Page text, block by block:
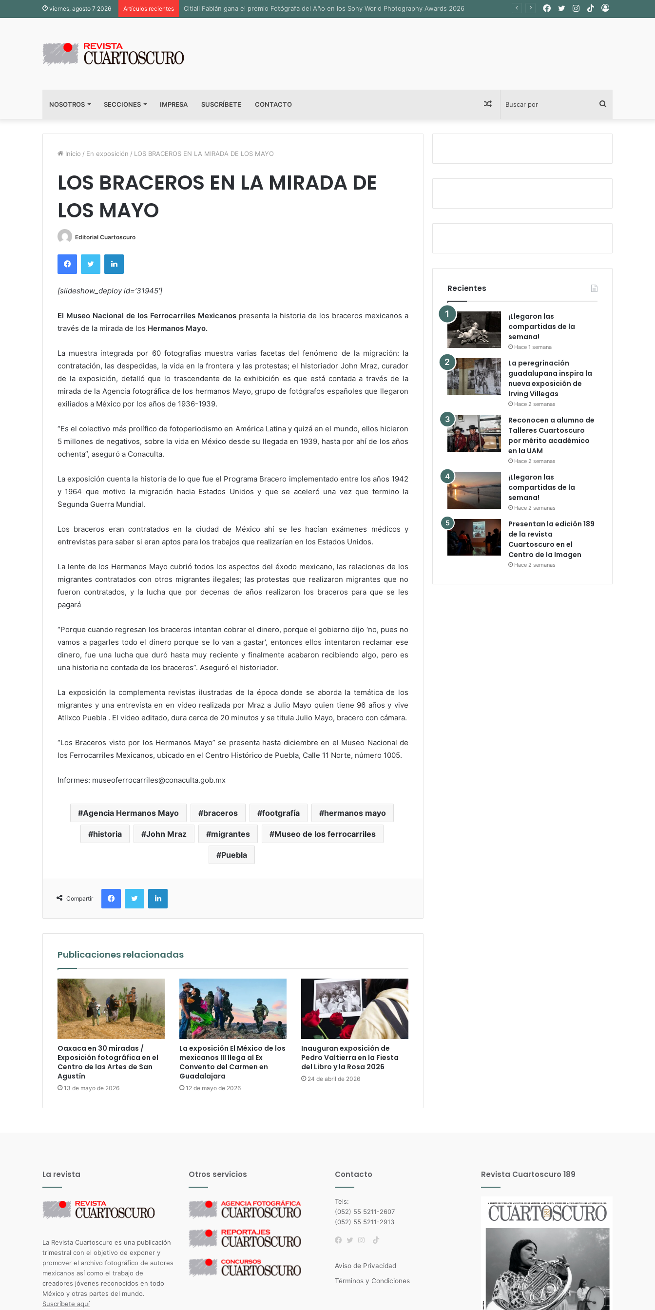
viernes, agosto 7 2026 Artículos recientes Inauguran sala permanente «Pedro Valtierra» en la Fototeca de Zacatecas Acceso
TikTok
Instagram
Twitter
Facebook
NOSOTROS SECCIONES IMPRESA SUSCRÍBETE CONTACTO
por
Publicación
al
azar
Inicio / En exposición / LOS BRACEROS EN LA MIRADA DE LOS MAYO
LOS BRACEROS EN LA MIRADA DE
LOS MAYO
Editorial Cuartoscuro
FacebookTwitter LinkedIn
[slideshow_deploy id=’31945′]
El Museo Nacional de los Ferrocarriles Mexicanospresenta la historia de los braceros mexicanos a
través de la mirada de los Hermanos Mayo.
La muestra integrada por 60 fotografías muestra varias facetas del fenómeno de la migración: la
contratación, las despedidas, la vida en la frontera y las protestas; el historiador John Mraz, curador
de la exposición, detalló que lo trascendente de la exhibición es que está contada a través de la
mirada de la Agencia fotográfica de los hermanos Mayo, grupo de fotógrafos españoles que llegaron
exiliados a México por los años de 1936-1939.
“Es el colectivo más prolífico de fotoperiodismo en América Latina y quizá en el mundo, ellos hicieron
5 millones de negativos, sobre la vida en México desde su llegada en 1939, hasta por ahí de los años
ochenta”, aseguró a Conaculta.
La exposición cuenta la historia de lo que fue el Programa Bracero implementado entre los años 1942
y 1964 que motivo la migración hacia Estados Unidos y que se aceleró una vez que termino la
Segunda Guerra Mundial.
Los braceros eran contratados en la ciudad de México ahí se les hacían exámenes médicos y
entrevistas para saber si eran aptos para los trabajos que realizarían en los Estados Unidos.
La lente de los Hermanos Mayo cubrió todos los aspectos del éxodo mexicano, las relaciones de los
migrantes contratados con otros migrantes ilegales; las protestas que realizaron migrantes que no
fueron contratados, y la lucha que por decenas de años realizaron los braceros para que se les
pagará
“Porque cuando regresan los braceros intentan cobrar el dinero, porque el gobierno dijo ‘no, pues no
vamos a pagarles todo el dinero porque se lo van a gastar‘, entonces ellos intentaron reclamar ese
dinero, fue una lucha que duró hasta muy reciente y finalmente acabaron recibiendo algo, pero es
una historia no contada de los braceros”. Aseguró el historiador.
La exposición la complementa revistas ilustradas de la época donde se aborda la temática de los
migrantes y una entrevista en en video realizada por Mraz a Julio Mayo quien tiene 96 años y vive
Atlixco Puebla . El video editado, dura cerca de 20 minutos y se titula Julio Mayo, bracero con cámara.
“Los Braceros visto por los Hermanos Mayo” se presenta hasta diciembre en el Museo Nacional de
los Ferrocarriles Mexicanos, ubicado en el Centro Histórico de Puebla, Calle 11 Norte, número 1005.
Informes: museoferrocarriles@conaculta.gob.mx
Agencia Hermanos Mayo braceros footgrafía hermanos mayo
historia John Mraz migrantes Museo de los ferrocarriles
Puebla
Compartir
FacebookTwitter LinkedIn
Publicaciones relacionadas
Oaxaca en 30 miradas /
Exposición fotográfica en el
Centro de las Artes de San
Agustín
13 de mayo de 2026
La exposición El México de los
mexicanos III llega al Ex
Convento del Carmen en
Guadalajara
12 de mayo de 2026
Inauguran exposición de
Pedro Valtierra en la Fiesta
del Libro y la Rosa 2026
24 de abril de 2026
Recientes
¡Llegaron las
compartidas de la
semana!
Hace 1 semana
La peregrinación
guadalupana inspira la
nueva exposición de
Irving Villegas
Hace 2 semanas
Reconocen a alumno de
Talleres Cuartoscuro
por mérito académico
en la UAM
Hace 2 semanas
¡Llegaron las
compartidas de la
semana!
Hace 2 semanas
Presentan la edición 189
de la revista
Cuartoscuro en el
Centro de la Imagen
Hace 2 semanas
La revista
La Revista Cuartoscuro es una publicación
trimestral con el objetivo de exponer y
promover el archivo fotográfico de autores
mexicanos así como el trabajo de
creadores jóvenes reconocidos en todo
México y otras partes del mundo.
Suscríbete aquí
Otros servicios Contacto
Tels:
(052) 55 5211-2607
(052) 55 5211-2913
TikTok
Aviso de Privacidad
Términos y Condiciones
Revista Cuartoscuro 189